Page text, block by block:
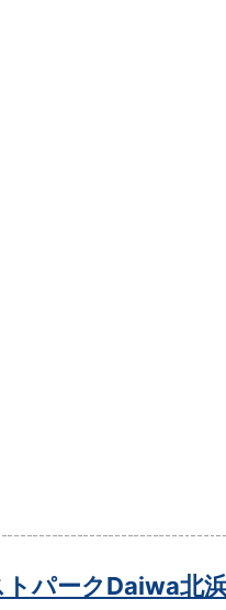
トパークDaiwa北